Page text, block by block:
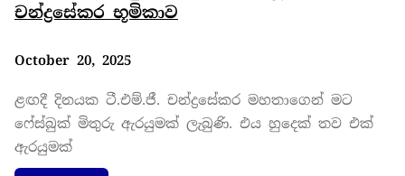
චන්ද්‍රසේකර භූමිකාව
October 20, 2025
ළඟදී දිනයක ටී.එම්.ජී. චන්ද්‍රසේකර මහතාගෙන් මට
ෆේස්බුක් මිතුරු ඇරයුමක් ලැබුණි. එය හුදෙක් තව එක්
ඇරයුමක්